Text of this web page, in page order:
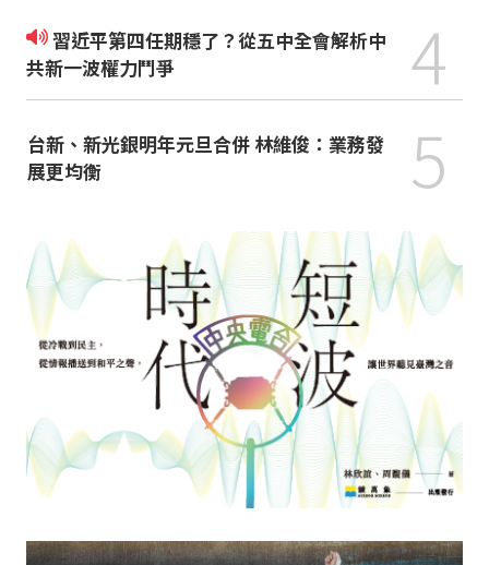
習近平第四任期穩了？從五中全會解析中
共新一波權力鬥爭
4
台新、新光銀明年元旦合併 林維俊：業務發
展更均衡
5